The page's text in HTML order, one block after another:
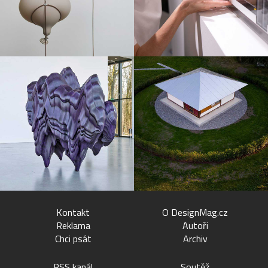
Kontakt
Reklama
Chci psát
O DesignMag.cz
Autoři
Archiv